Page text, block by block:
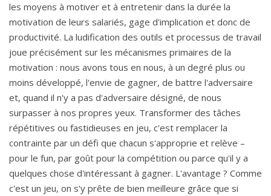
les moyens à motiver et à entretenir dans la durée la
motivation de leurs salariés, gage d'implication et donc de
productivité. La ludification des outils et processus de travail
joue précisément sur les mécanismes primaires de la
motivation : nous avons tous en nous, à un degré plus ou
moins développé, l'envie de gagner, de battre l'adversaire
et, quand il n'y a pas d'adversaire désigné, de nous
surpasser à nos propres yeux. Transformer des tâches
répétitives ou fastidieuses en jeu, c'est remplacer la
contrainte par un défi que chacun s'approprie et relève –
pour le fun, par goût pour la compétition ou parce qu'il y a
quelques chose d'intéressant à gagner. L'avantage ? Comme
c'est un jeu, on s'y prête de bien meilleure grâce que si